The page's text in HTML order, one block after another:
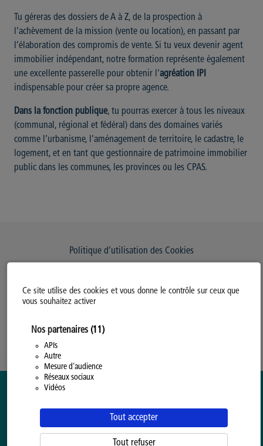
Ce site utilise des cookies et vous donne le contrôle sur ceux que
vous souhaitez activer
Nos partenaires (11)
APIs
Autre
Mesure d'audience
Réseaux sociaux
Vidéos
Tout accepter
Tout refuser
Tu géreras des dossiers de A à Z, de la prospection à
l’achèvement de la mission (vente ou location), en passant par
l’élaboration des compromis de vente. Si tu veux devenir agent
immobilier indépendant, notre formation représente également
une excellente passerelle pour obtenir l’agréation IPI
indispensable pour créer sa propre agence.
Dans la fonction publique, tu pourras exercer à tous les niveaux
(communal, régional et fédéral) dans des domaines variés
comme l’urbanisme, l’aménagement de territoire, le cadastre, le
logement, et en tant que gestionnaire de patrimoine immobilier
public dans les communes, les provinces ou les CPAS.
Politique d’utilisation des Cookies
Politique Générale de Confidentialité